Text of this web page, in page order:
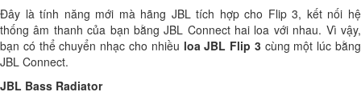
Đây là tính năng mới mà hãng JBL tích hợp cho Flip 3, kết nối hệ
thống âm thanh của bạn bằng JBL Connect hai loa với nhau. Vì vậy,
bạn có thể chuyển nhạc cho nhiều loa JBL Flip 3cùng một lúc bằng
JBL Connect.
JBL Bass Radiator